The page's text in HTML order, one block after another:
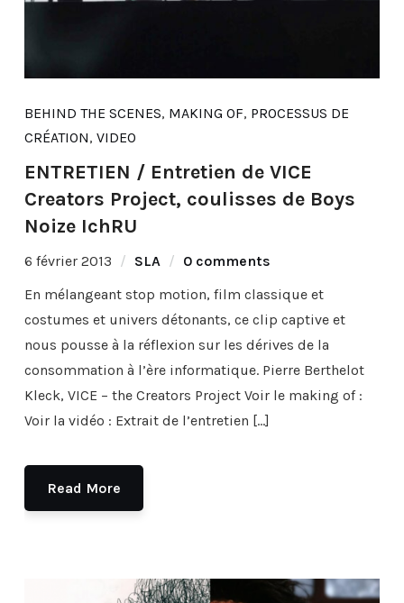
BEHIND THE SCENES, MAKING OF, PROCESSUS DE
CRÉATION, VIDEO
ENTRETIEN / Entretien de VICE
Creators Project, coulisses de Boys
Noize IchRU
6 février 2013 SLA
0 comments
En mélangeant stop motion, film classique et
costumes et univers détonants, ce clip captive et
nous pousse à la réflexion sur les dérives de la
consommation à l’ère informatique. Pierre Berthelot
Kleck, VICE – the Creators Project Voir le making of :
Voir la vidéo : Extrait de l’entretien […]
Read More